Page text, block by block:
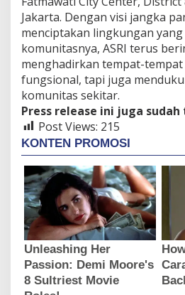
Jakarta. Dengan visi jangka
menciptakan lingkungan
komunitasnya, ASRI terus
menghadirkan tempat-
fungsional, tapi juga
komunitas sekitar.
Press release ini juga
Post Views: 215